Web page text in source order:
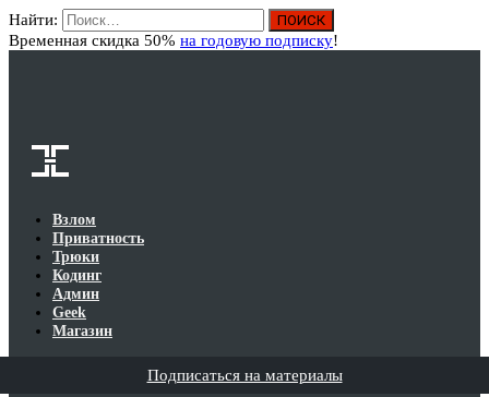
Найти:
Временная скидка 50% на годовую подписку!
Взлом
Приватность
Трюки
Кодинг
Админ
Geek
Магазин
Подписаться на материалы